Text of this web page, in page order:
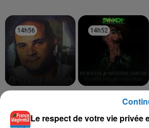
14h56
14h56 14h52
14h52
AMICHE
Gualbi Ntya Moulatou
Le respect de votre vie privée